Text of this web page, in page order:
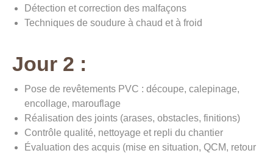
Détection et correction des malfaçons
Techniques de soudure à chaud et à froid
Jour 2 :
Pose de revêtements PVC : découpe, calepinage,
encollage, marouflage
Réalisation des joints (arases, obstacles, finitions)
Contrôle qualité, nettoyage et repli du chantier
Évaluation des acquis (mise en situation, QCM, retour